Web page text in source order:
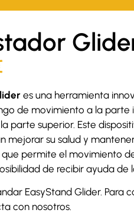
es una herramienta
de movimiento a la parte
parte superior. Este
mejorar su salud y
que permite el movimiento
de recibir ayuda de
EasyStand Glider. Para
con nosotros.